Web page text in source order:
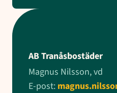
AB Tranåsbostäder
Magnus Nilsson, vd
E-post: